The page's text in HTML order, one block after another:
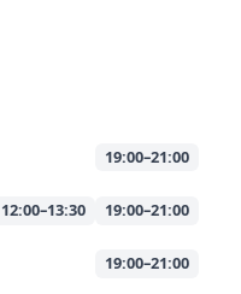
19:00–21:00
12:00–13:30 19:00–21:00
19:00–21:00